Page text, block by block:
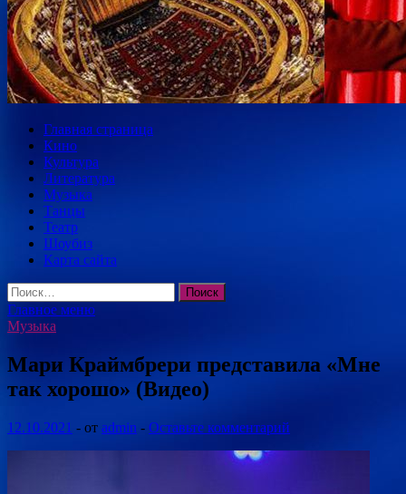
Главная страница
Кино
Культура
Литература
Музыка
Танцы
Театр
Шоубиз
Карта сайта
Найти:
Главное меню
Музыка
Мари Краймбрери представила «Мне
так хорошо» (Видео)
12.10.2021 - от admin - Оставьте комментарий